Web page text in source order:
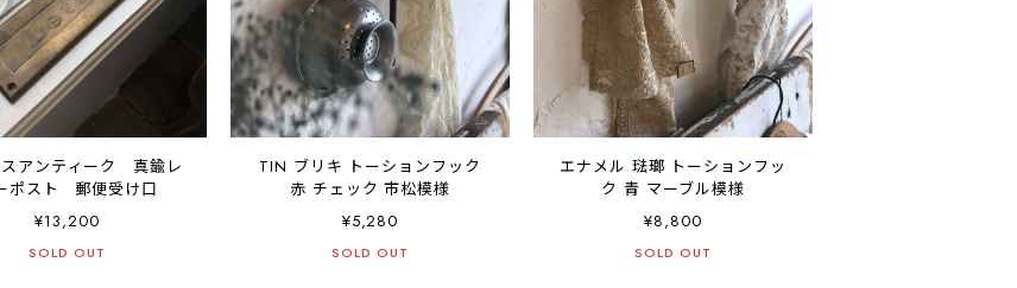
アンティーク 真鍮レ
ポスト 郵便受け口
¥13,200
SOLD OUT
TIN ブリキ トーションフック
赤 チェック 市松模様
¥5,280
SOLD OUT
エナメル 琺瑯 トーションフッ
ク 青 マーブル模様
¥8,800
SOLD OUT